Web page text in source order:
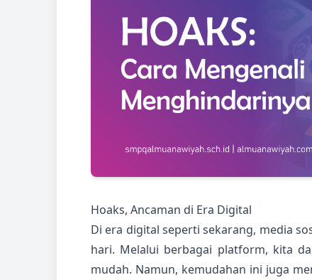
Hoaks, Ancaman di Era Digital
Di era digital seperti sekarang, media
hari. Melalui berbagai platform, kita
mudah. Namun, kemudahan ini juga